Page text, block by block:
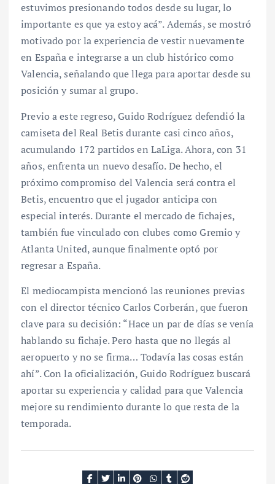
estuvimos presionando todos desde su lugar, lo
importante es que ya estoy acá”. Además, se mostró
motivado por la experiencia de vestir nuevamente
en España e integrarse a un club histórico como
Valencia, señalando que llega para aportar desde su
posición y sumar al grupo.
Previo a este regreso, Guido Rodríguez defendió la
camiseta del Real Betis durante casi cinco años,
acumulando 172 partidos en LaLiga. Ahora, con 31
años, enfrenta un nuevo desafío. De hecho, el
próximo compromiso del Valencia será contra el
Betis, encuentro que el jugador anticipa con
especial interés. Durante el mercado de fichajes,
también fue vinculado con clubes como Gremio y
Atlanta United, aunque finalmente optó por
regresar a España.
El mediocampista mencionó las reuniones previas
con el director técnico Carlos Corberán, que fueron
clave para su decisión: “Hace un par de días se venía
hablando su fichaje. Pero hasta que no llegás al
aeropuerto y no se firma… Todavía las cosas están
ahí”. Con la oficialización, Guido Rodríguez buscará
aportar su experiencia y calidad para que Valencia
mejore su rendimiento durante lo que resta de la
temporada.